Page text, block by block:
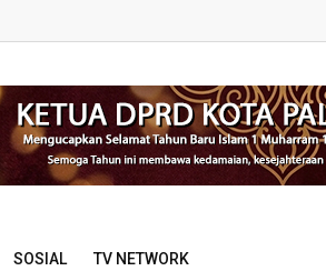
SOSIAL TV NETWORK